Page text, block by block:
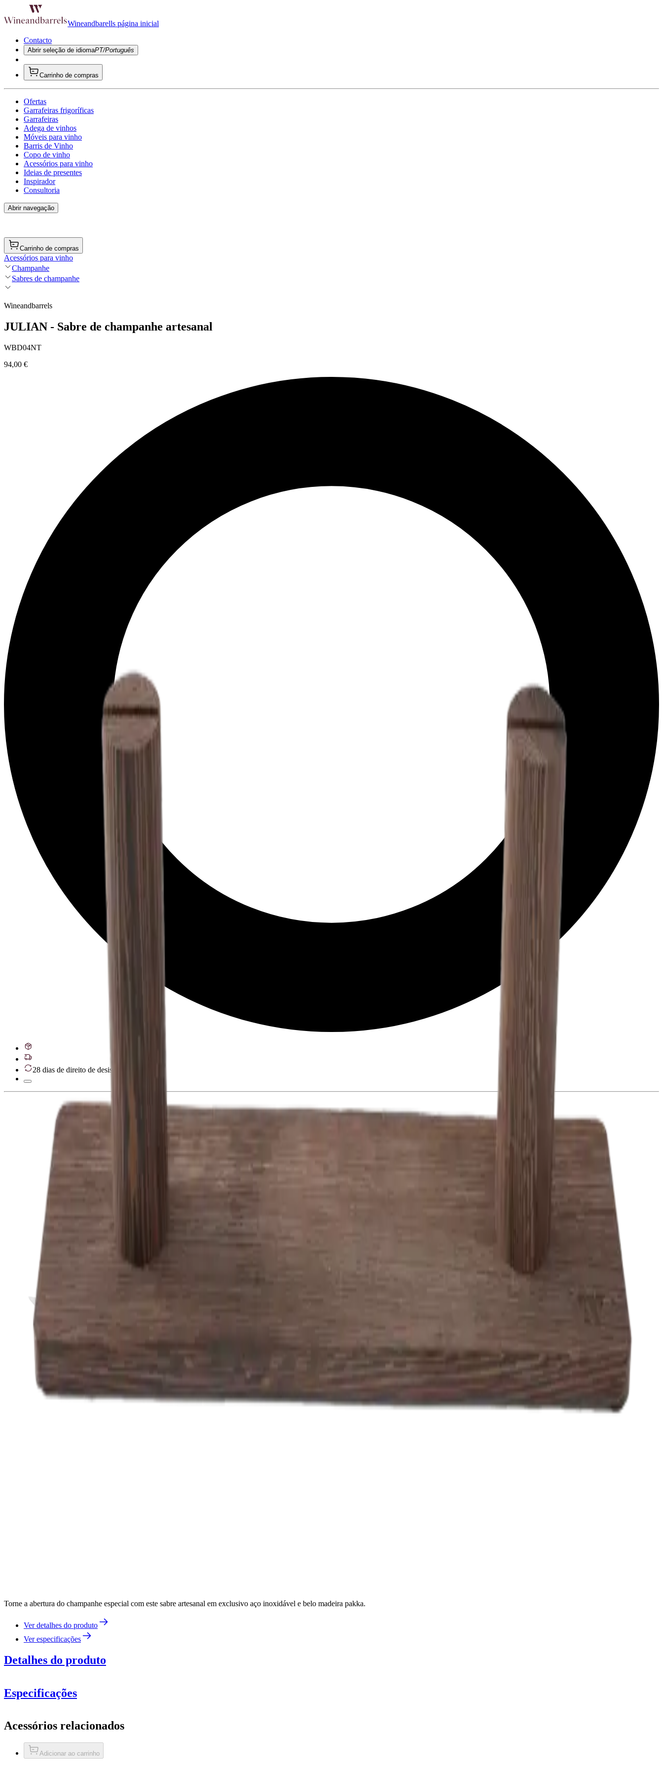
Wineandbarells página inicial
Contacto
Abrir seleção de idiomaPT/Português
Carrinho de compras
Ofertas
Garrafeiras frigoríficas
Garrafeiras
Adega de vinhos
Móveis para vinho
Barris de Vinho
Copo de vinho
Acessórios para vinho
Ideias de presentes
Inspirador
Consultoria
Abrir navegação
Carrinho de compras
Acessórios para vinho
Champanhe
Sabres de champanhe
Wineandbarrels
JULIAN - Sabre de champanhe artesanal
WBD04NT
94,00 €
28 dias de direito de desistência
Torne a abertura do champanhe especial com este sabre artesanal em exclusivo aço inoxidável e belo madeira pakka.
Ver detalhes do produto
Ver especificações
Detalhes do produto
Como abrir uma garrafa de champanhe com um sabre
Especificações
Número do produtoWBD04NT
Dimensões (LxAxP cm)
Acessórios relacionados
Adicionar ao carrinho